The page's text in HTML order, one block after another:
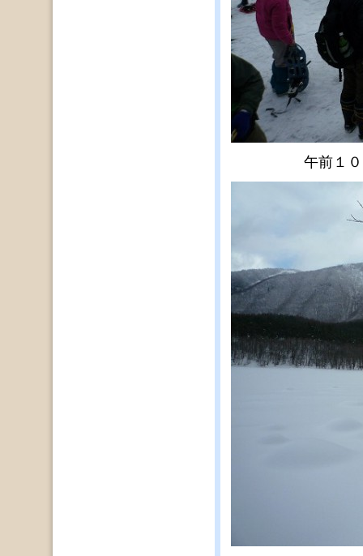
午前１０時